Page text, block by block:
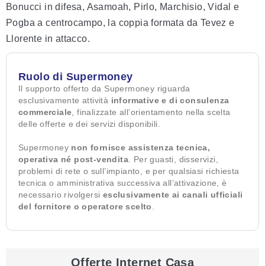
Bonucci in difesa, Asamoah, Pirlo, Marchisio, Vidal e
Pogba a centrocampo, la coppia formata da Tevez e
Llorente in attacco.
Ruolo di Supermoney
Il supporto offerto da Supermoney riguarda
esclusivamente attività informative e di consulenza
commerciale , finalizzate all’orientamento nella scelta
delle offerte e dei servizi disponibili.
Supermoney non fornisce assistenza tecnica,
operativa né post-vendita . Per guasti, disservizi,
problemi di rete o sull’impianto, e per qualsiasi richiesta
tecnica o amministrativa successiva all’attivazione, è
necessario rivolgersi esclusivamente ai canali ufficiali
del fornitore o operatore scelto
Offerte Internet Casa